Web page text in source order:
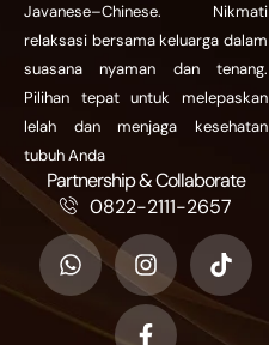
Javanese–Chinese. Nikmati
relaksasi bersama keluarga dalam
suasana nyaman dan tenang.
Pilihan tepat untuk melepaskan
lelah dan menjaga kesehatan
tubuh Anda
Partnership & Collaborate
0822-2111-2657